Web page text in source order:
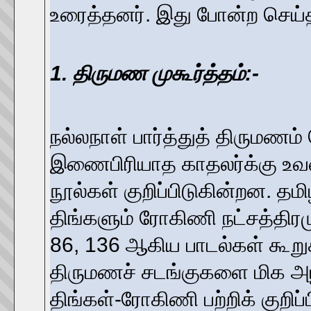
உரைத்தனர். இது போன்ற
1. திருமண முகூர்த்தம்:-
நல்லநாள் பார்த்துத்
இணைபிரியாத காதலர்க்கு
நூல்கள் குறிப்பிடுகின்றன.
திங்களும் ரோகிணி
86, 136 ஆகிய பாடல்கள்
திருமணச் சடங்குகளை மிக
திங்கள்-ரோகிணி பற்றிக்